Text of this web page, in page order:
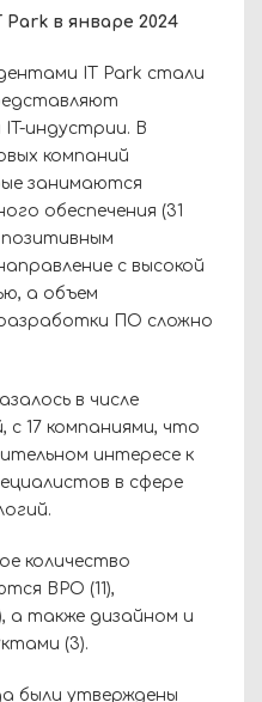
в январе 2024
IT Park стали
индустрии. В
компаний
занимаются
обеспечения (31
позитивным
с высокой
а объем
ПО сложно
в числе
с 17 компаниями, что
интересе к
в сфере
количество
BPO (11),
а также дизайном и
(3).
были утверждены